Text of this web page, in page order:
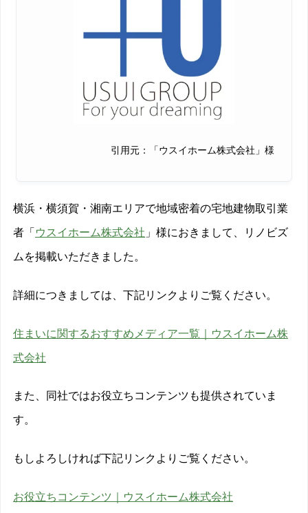
引用元：「ウスイホーム株式会社」様
横浜・横須賀・湘南エリアで地域密着の宅地建物取引業
者「ウスイホーム株式会社 」様におきまして、リノビズ
ムを掲載いただきました。
詳細につきましては、下記リンクよりご覧ください。
住まいに関するおすすめメディア一覧｜ウスイホーム株
式会社
また、同社ではお役立ちコンテンツも提供されていま
す。
もしよろしければ下記リンクよりご覧ください。
お役立ちコンテンツ｜ウスイホーム株式会社